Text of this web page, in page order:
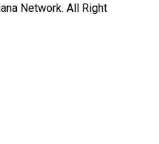
Network. All Right